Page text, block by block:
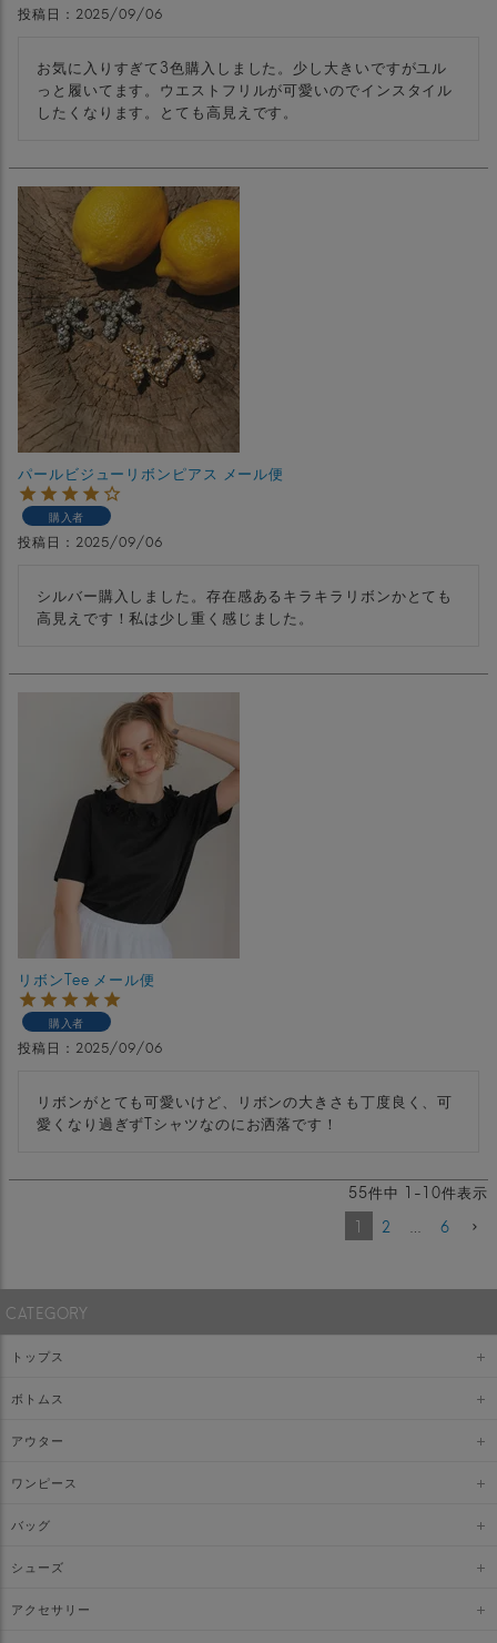
投稿日 2025/09/06
お気に入りすぎて3色購入しました。少し大きいですがユル
っと履いてます。ウエストフリルが可愛いのでインスタイル
したくなります。とても高見えです。
パールビジューリボンピアス メール便
購入者
投稿日 2025/09/06
シルバー購入しました。存在感あるキラキラリボンかとても
高見えです！私は少し重く感じました。
リボンTee メール便
購入者
投稿日 2025/09/06
リボンがとても可愛いけど、リボンの大きさも丁度良く、可
愛くなり過ぎずTシャツなのにお洒落です！
55件中 1 -10件表示
1
2 6
CATEGORY
トップス
ボトムス
アウター
ワンピース
バッグ
シューズ
アクセサリー